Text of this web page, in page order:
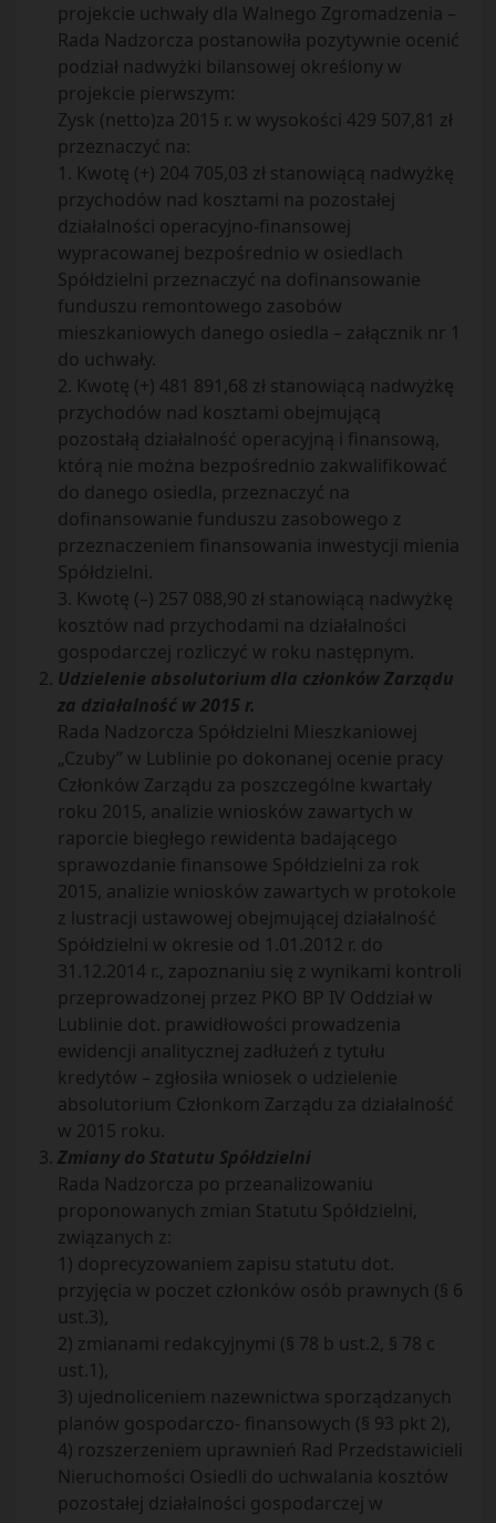
projekcie uchwały dla Walnego Zgromadzenia –
Rada Nadzorcza postanowiła pozytywnie ocenić
podział nadwyżki bilansowej określony w
projekcie pierwszym:
Zysk (netto)za 2015 r. w wysokości 429 507,81 zł
przeznaczyć na:
1. Kwotę (+) 204 705,03 zł stanowiącą nadwyżkę
przychodów nad kosztami na pozostałej
działalności operacyjno-finansowej
wypracowanej bezpośrednio w osiedlach
Spółdzielni przeznaczyć na dofinansowanie
funduszu remontowego zasobów
mieszkaniowych danego osiedla – załącznik nr 1
do uchwały.
2. Kwotę (+) 481 891,68 zł stanowiącą nadwyżkę
przychodów nad kosztami obejmującą
pozostałą działalność operacyjną i finansową,
którą nie można bezpośrednio zakwalifikować
do danego osiedla, przeznaczyć na
dofinansowanie funduszu zasobowego z
przeznaczeniem finansowania inwestycji mienia
Spółdzielni.
3. Kwotę (–) 257 088,90 zł stanowiącą nadwyżkę
kosztów nad przychodami na działalności
gospodarczej rozliczyć w roku następnym.
Udzielenie absolutorium dla członków Zarządu
za działalność w 2015 r.
Rada Nadzorcza Spółdzielni Mieszkaniowej
„Czuby” w Lublinie po dokonanej ocenie pracy
Członków Zarządu za poszczególne kwartały
roku 2015, analizie wniosków zawartych w
raporcie biegłego rewidenta badającego
sprawozdanie finansowe Spółdzielni za rok
2015, analizie wniosków zawartych w protokole
z lustracji ustawowej obejmującej działalność
Spółdzielni w okresie od 1.01.2012 r. do
31.12.2014 r., zapoznaniu się z wynikami kontroli
przeprowadzonej przez PKO BP IV Oddział w
Lublinie dot. prawidłowości prowadzenia
ewidencji analitycznej zadłużeń z tytułu
kredytów – zgłosiła wniosek o udzielenie
absolutorium Członkom Zarządu za działalność
w 2015 roku.
Zmiany do Statutu Spółdzielni
Rada Nadzorcza po przeanalizowaniu
proponowanych zmian Statutu Spółdzielni,
związanych z:
1) doprecyzowaniem zapisu statutu dot.
przyjęcia w poczet członków osób prawnych (§ 6
ust.3),
2) zmianami redakcyjnymi (§ 78 b ust.2, § 78 c
ust.1),
3) ujednoliceniem nazewnictwa sporządzanych
planów gospodarczo- finansowych (§ 93 pkt 2),
4) rozszerzeniem uprawnień Rad Przedstawicieli
Nieruchomości Osiedli do uchwalania kosztów
pozostałej działalności gospodarczej w